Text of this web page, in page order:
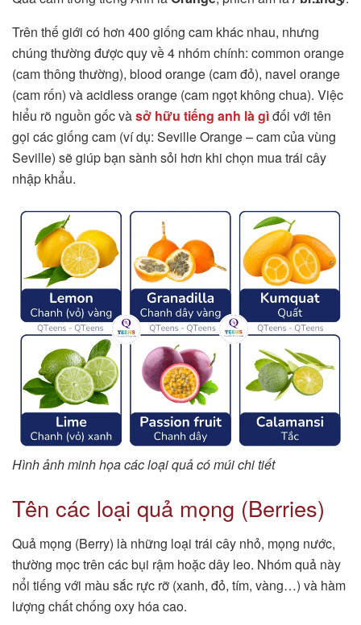
Trên thế giới có hơn 400 giống cam khác nhau, nhưng
chúng thường được quy về 4 nhóm chính: common orange
(cam thông thường), blood orange (cam đỏ), navel orange
(cam rốn) và acidless orange (cam ngọt không chua). Việc
hiểu rõ nguồn gốc vàsở hữu tiếng anh là gìđối với tên
gọi các giống cam (ví dụ: Seville Orange – cam của vùng
Seville) sẽ giúp bạn sành sỏi hơn khi chọn mua trái cây
nhập khẩu.
Hình ảnh minh họa các loại quả có múi chi tiết
Tên các loại quả mọng (Berries)
Quả mọng (Berry) là những loại trái cây nhỏ, mọng nước,
thường mọc trên các bụi rậm hoặc dây leo. Nhóm quả này
nổi tiếng với màu sắc rực rỡ (xanh, đỏ, tím, vàng…) và hàm
lượng chất chống oxy hóa cao.